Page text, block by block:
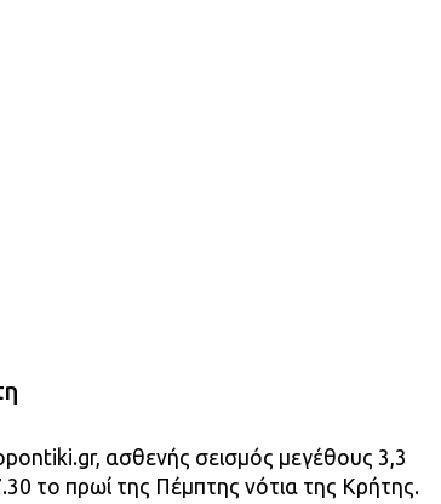
ασθενής σεισμός μεγέθους 3,3
το πρωί της Πέμπτης νότια της Κρήτης.